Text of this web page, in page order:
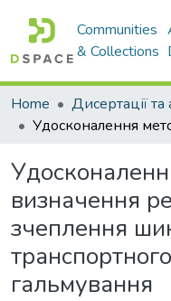
Communities
& Collections
Home
визначення
зчеплення
гальмування